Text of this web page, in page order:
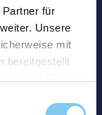
für
Unsere
mit
bereitgestellt